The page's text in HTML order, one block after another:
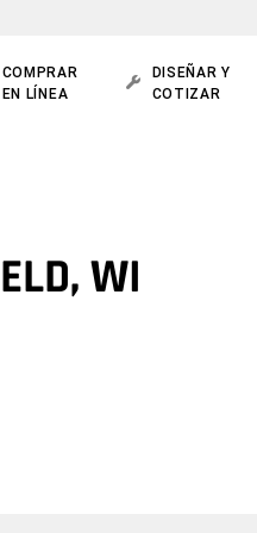
COMPRAR
EN LÍNEA
DISEÑAR Y
COTIZAR
WI